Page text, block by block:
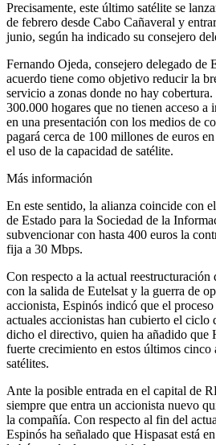
Precisamente, este último satélite se
de febrero desde Cabo Cañaveral y
junio, según ha indicado su consejero
Fernando Ojeda, consejero delegado de
acuerdo tiene como objetivo reducir la
servicio a zonas donde no hay
300.000 hogares que no tienen acceso a
en una presentación con los medios de
pagará cerca de 100 millones de euros
el uso de la capacidad de satélite.
Más información
En este sentido, la alianza coincide con
de Estado para la Sociedad de la
subvencionar con hasta 400 euros la
fija a 30 Mbps.
Con respecto a la actual reestructuración
con la salida de Eutelsat y la guerra de
accionista, Espinós indicó que el
actuales accionistas han cubierto el ciclo
dicho el directivo, quien ha añadido que
fuerte crecimiento en estos últimos cinco
satélites.
Ante la posible entrada en el capital de
siempre que entra un accionista nuevo
la compañía. Con respecto al fin del
Espinós ha señalado que Hispasat está